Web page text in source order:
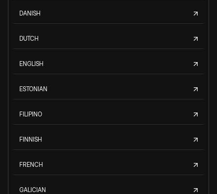
DANISH
DUTCH
ENGLISH
ESTONIAN
FILIPINO
FINNISH
FRENCH
GALICIAN